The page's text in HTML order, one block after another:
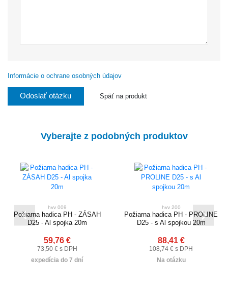
Informácie o ochrane osobných údajov
Odoslať otázku Späť na produkt
Vyberajte z podobných produktov
hvv 009
Požiarna hadica PH - ZÁSAH
D25 - Al spojka 20m
59,76 €
73,50 € s DPH
expedícia do 7 dní
hvv 200
Požiarna hadica PH - PROLINE
D25 - s Al spojkou 20m
88,41 €
108,74 € s DPH
Na otázku